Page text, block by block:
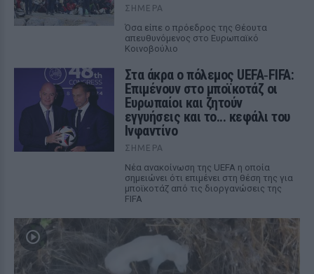
ΣΉΜΕΡΑ
Όσα είπε ο πρόεδρος της Θέουτα
απευθυνόμενος στο Ευρωπαϊκό
Κοινοβούλιο
Στα άκρα ο πόλεμος UEFA‑FIFA:
Επιμένουν στο μποϊκοτάζ οι
Ευρωπαίοι και ζητούν
εγγυήσεις και το... κεφάλι του
Ινφαντίνο
ΣΉΜΕΡΑ
Νέα ανακοίνωση της UEFA η οποία
σημειώνει ότι επιμένει στη θέση της για
μποϊκοτάζ από τις διοργανώσεις της
FIFA